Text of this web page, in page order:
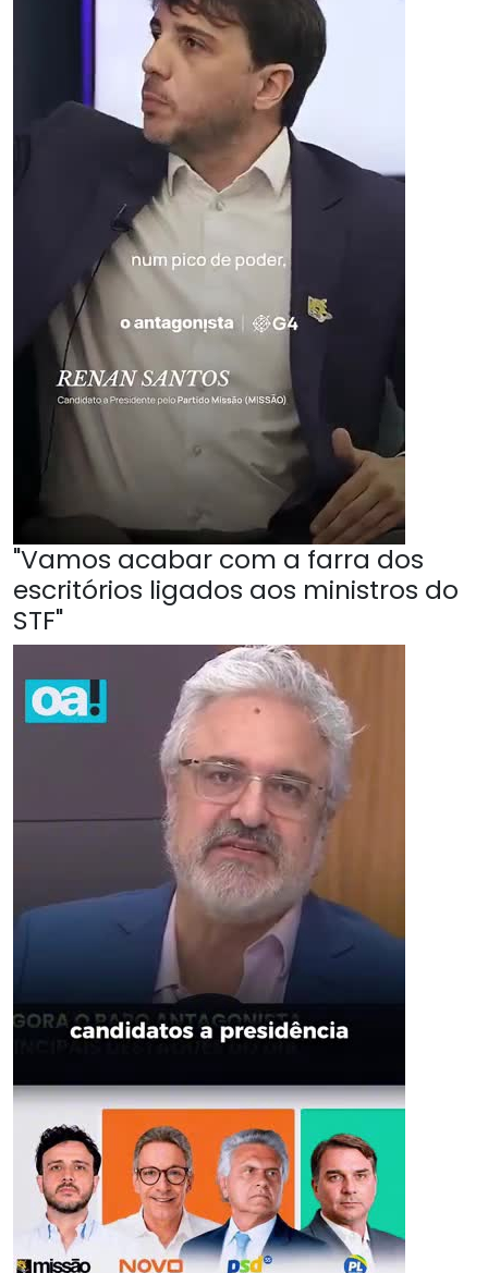
"Vamos acabar com a farra dos
escritórios ligados aos ministros do
STF"